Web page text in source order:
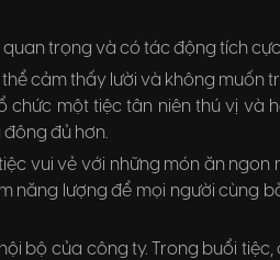
quan trọng và có tác động tích
thể cảm thấy lười và không muốn
chức một tiệc tân niên thú vị và
đông đủ hơn.
vui vẻ với những món ăn
năng lượng để mọi người cùng
bộ của công ty. Trong buổi